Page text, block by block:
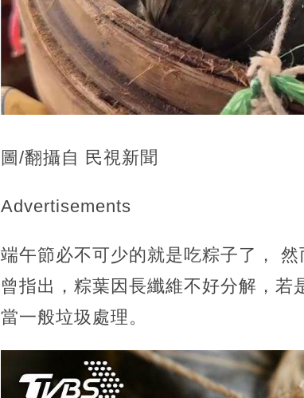
圖/翻攝自 民視新聞
Advertisements
端午節必不可少的就是吃粽子了，
曾指出，粽葉因長纖維不好分解，
當一般垃圾處理。